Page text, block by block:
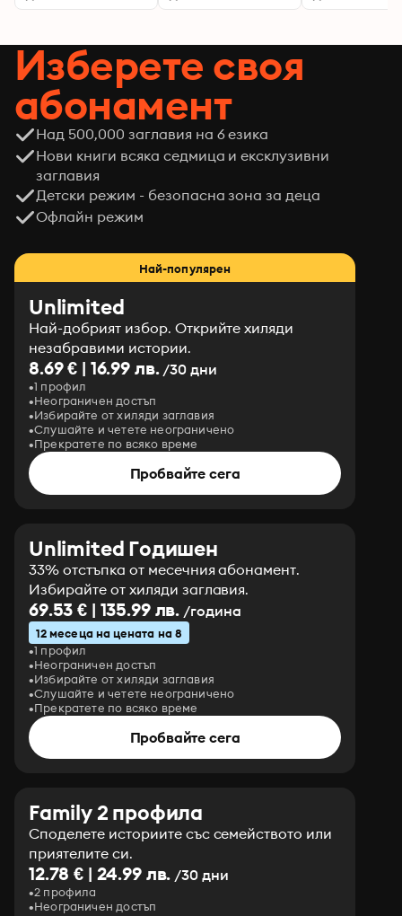
Изберете своя
абонамент
Над 500,000 заглавия на 6 езика
Нови книги всяка седмица и ексклузивни
заглавия
Детски режим - безопасна зона за деца
Офлайн режим
Най-популярен
Unlimited
Най-добрият избор. Открийте хиляди
незабравими истории.
8.69 € | 16.99 лв./30 дни
1 профил
Неограничен достъп
Избирайте от хиляди заглавия
Слушайте и четете неограничено
Прекратете по всяко време
Пробвайте сега
Unlimited Годишен
33% отстъпка от месечния абонамент.
Избирайте от хиляди заглавия.
69.53 € | 135.99 лв. /година
12 месеца на цената на 8
1 профил
Неограничен достъп
Избирайте от хиляди заглавия
Слушайте и четете неограничено
Прекратете по всяко време
Пробвайте сега
Family 2 профила
Споделете историите със семейството или
приятелите си.
12.78 € | 24.99 лв. /30 дни
2 профила
Неограничен достъп